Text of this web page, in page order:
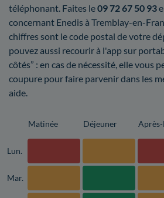
téléphonant. Faites le09 72 67 50 93
concernant Enedis à Tremblay-en-
chiffres sont le code postal de votre
pouvez aussi recourir à l'app sur
côtés” : en cas de nécessité, elle vous
coupure pour faire parvenir dans les
aide.
Matinée Déjeuner
Lun.
Mar.